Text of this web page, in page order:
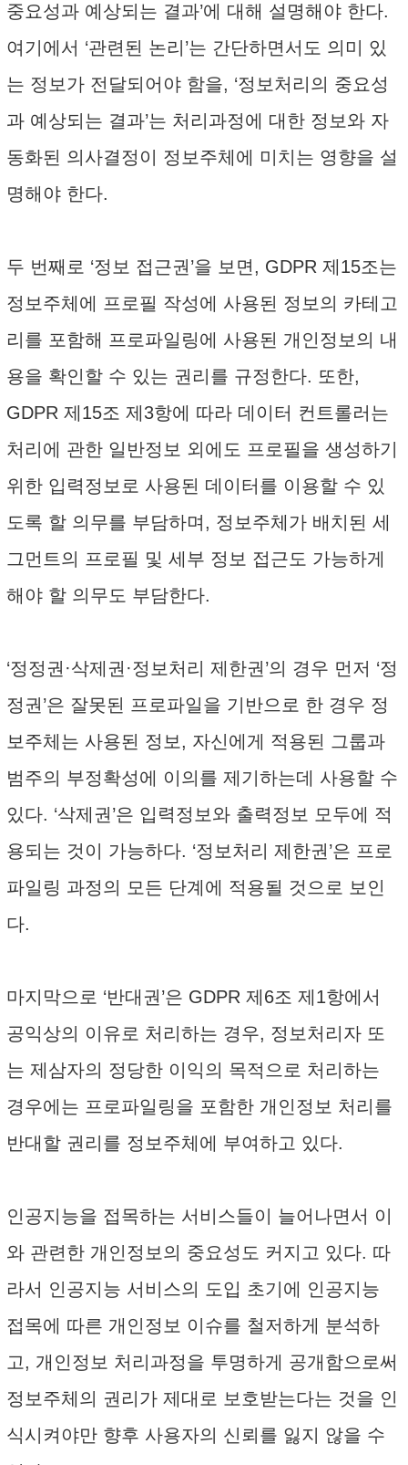
중요성과 예상되는 결과’에 대해 설명해야 한다.
여기에서 ‘관련된 논리’는 간단하면서도 의미 있
는 정보가 전달되어야 함을, ‘정보처리의 중요성
과 예상되는 결과’는 처리과정에 대한 정보와 자
동화된 의사결정이 정보주체에 미치는 영향을 설
명해야 한다.
두 번째로 ‘정보 접근권’을 보면, GDPR 제15조는
정보주체에 프로필 작성에 사용된 정보의 카테고
리를 포함해 프로파일링에 사용된 개인정보의 내
용을 확인할 수 있는 권리를 규정한다. 또한,
GDPR 제15조 제3항에 따라 데이터 컨트롤러는
처리에 관한 일반정보 외에도 프로필을 생성하기
위한 입력정보로 사용된 데이터를 이용할 수 있
도록 할 의무를 부담하며, 정보주체가 배치된 세
그먼트의 프로필 및 세부 정보 접근도 가능하게
해야 할 의무도 부담한다.
‘정정권·삭제권·정보처리 제한권’의 경우 먼저 ‘정
정권’은 잘못된 프로파일을 기반으로 한 경우 정
보주체는 사용된 정보, 자신에게 적용된 그룹과
범주의 부정확성에 이의를 제기하는데 사용할 수
있다. ‘삭제권’은 입력정보와 출력정보 모두에 적
용되는 것이 가능하다. ‘정보처리 제한권’은 프로
파일링 과정의 모든 단계에 적용될 것으로 보인
다.
마지막으로 ‘반대권’은 GDPR 제6조 제1항에서
공익상의 이유로 처리하는 경우, 정보처리자 또
는 제삼자의 정당한 이익의 목적으로 처리하는
경우에는 프로파일링을 포함한 개인정보 처리를
반대할 권리를 정보주체에 부여하고 있다.
인공지능을 접목하는 서비스들이 늘어나면서 이
와 관련한 개인정보의 중요성도 커지고 있다. 따
라서 인공지능 서비스의 도입 초기에 인공지능
접목에 따른 개인정보 이슈를 철저하게 분석하
고, 개인정보 처리과정을 투명하게 공개함으로써
정보주체의 권리가 제대로 보호받는다는 것을 인
식시켜야만 향후 사용자의 신뢰를 잃지 않을 수